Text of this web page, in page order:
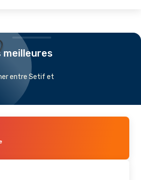
meilleures
entre Setif et